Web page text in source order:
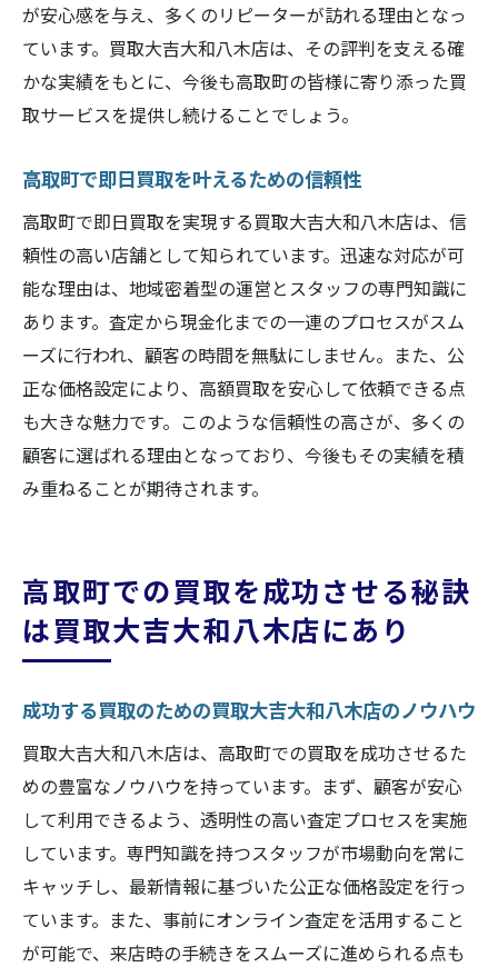
が安心感を与え、多くのリピーターが訪れる理由となっ
ています。買取大吉大和八木店は、その評判を支える確
かな実績をもとに、今後も高取町の皆様に寄り添った買
取サービスを提供し続けることでしょう。
高取町で即日買取を叶えるための信頼性
高取町で即日買取を実現する買取大吉大和八木店は、信
頼性の高い店舗として知られています。迅速な対応が可
能な理由は、地域密着型の運営とスタッフの専門知識に
あります。査定から現金化までの一連のプロセスがスム
ーズに行われ、顧客の時間を無駄にしません。また、公
正な価格設定により、高額買取を安心して依頼できる点
も大きな魅力です。このような信頼性の高さが、多くの
顧客に選ばれる理由となっており、今後もその実績を積
み重ねることが期待されます。
高取町での買取を成功させる秘訣
は買取大吉大和八木店にあり
成功する買取のための買取大吉大和八木店のノウハウ
買取大吉大和八木店は、高取町での買取を成功させるた
めの豊富なノウハウを持っています。まず、顧客が安心
して利用できるよう、透明性の高い査定プロセスを実施
しています。専門知識を持つスタッフが市場動向を常に
キャッチし、最新情報に基づいた公正な価格設定を行っ
ています。また、事前にオンライン査定を活用すること
が可能で、来店時の手続きをスムーズに進められる点も